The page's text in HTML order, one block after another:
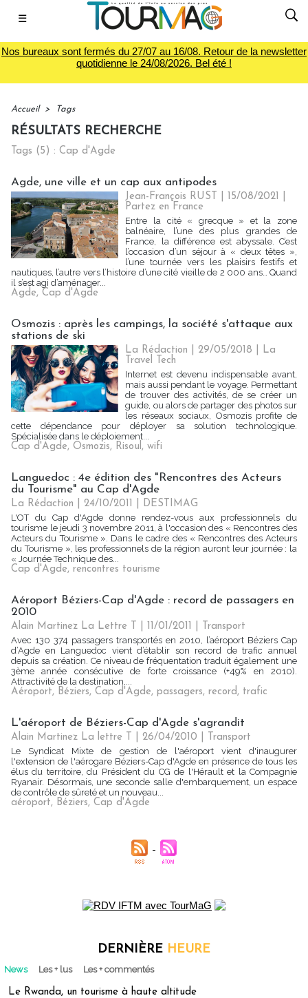
☰
Nos bureaux sont fermés du 27/07 au 16/08. Retour de la newsletter
quotidienne le 24/08/2026. Bel été !
Accueil > Tags
RÉSULTATS RECHERCHE
Tags (5) : Cap d'Agde
Agde, une ville et un cap aux antipodes
Jean-François RUST | 15/08/2021
Partez en France
Entre la cité « grecque » et la zone
balnéaire, l’une des plus grandes de
France, la différence est abyssale. C’est
l’occasion d’un séjour à « deux têtes »,
l’une tournée vers les plaisirs festifs et
nautiques, l’autre vers l’histoire d’une cité vieille de 2 000 ans… Quand
il s’est agi d’aménager...
Agde, Cap d'Agde
Osmozis : après les campings, la société s'attaque aux
stations de ski
La Rédaction | 29/05/2018
La
Travel Tech
Internet est devenu indispensable avant,
mais aussi pendant le voyage. Permettant
de trouver des activités, de se créer un
guide, ou alors de partager des photos sur
les réseaux sociaux, Osmozis profite de
cette dépendance pour déployer sa solution technologique.
Spécialisée dans le déploiement...
Cap d'Agde, Osmozis, Risoul, wifi
Languedoc : 4e édition des "Rencontres des Acteurs
du Tourisme" au Cap d'Agde
La Rédaction | 24/10/2011
DESTIMAG
L'OT du Cap d'Agde donne rendez-vous aux professionnels du
tourisme le jeudi 3 novembre 2011, à l'occasion des « Rencontres des
Acteurs du Tourisme ». Dans le cadre des « Rencontres des Acteurs
du Tourisme », les professionnels de la région auront leur journée : la
« Journée Technique des...
Cap d'Agde, rencontres tourisme
Aéroport Béziers-Cap d'Agde : record de passagers en
2010
Alain Martinez La Lettre T | 11/01/2011
Transport
Avec 130 374 passagers transportés en 2010, l’aéroport Béziers Cap
d’Agde en Languedoc vient d’établir son record de trafic annuel
depuis sa création. Ce niveau de fréquentation traduit également une
3ème année consécutive de forte croissance (+49% en 2010).
Attractivité de la destination,...
Aéroport, Béziers, Cap d'Agde, passagers, record, trafic
L'aéroport de Béziers-Cap d'Agde s'agrandit
Alain Martinez La lettre T | 26/04/2010
Transport
Le Syndicat Mixte de gestion de l'aéroport vient d'inaugurer
l'extension de l'aérogare Béziers-Cap d'Agde en présence de tous les
élus du territoire, du Président du CG de l'Hérault et la Compagnie
Ryanair. Désormais, une seconde salle d'embarquement, un espace
de contrôle de sûreté et un nouveau...
aéroport, Béziers, Cap d'Agde
DERNIÈRE HEURE
News Les + lus Les + commentés
Le Rwanda, un tourisme à haute altitude